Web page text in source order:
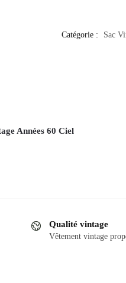
Catégorie : Sac
Années 60 Ciel
Qualité vintage
Vêtement vintage